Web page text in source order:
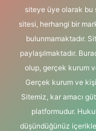
siteye üye olarak bu
sitesi, herhangi bir
bulunmamaktadır.
paylaşılmaktadır.
olup, gerçek kurum
Gerçek kurum ve
Sitemiz, kar amacı
platformudur.
düşündüğünüz